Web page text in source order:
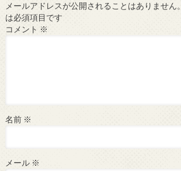
メールアドレスが公開されることはありません。
は必須項目です
コメント ※
名前 ※
メール ※